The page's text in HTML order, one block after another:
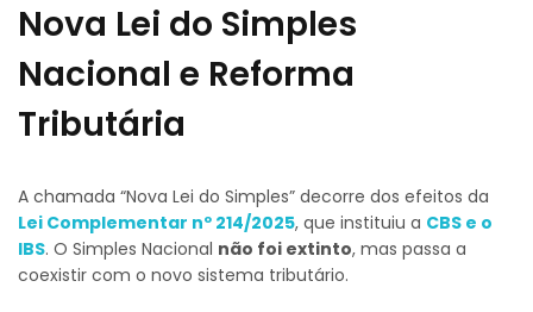
Nova Lei do Simples
Nacional e Reforma
Tributária
A chamada “Nova Lei do Simples” decorre dos efeitos da
Lei Complementar nº 214/2025, que instituiu a CBS e o
IBS. O Simples Nacional não foi extinto, mas passa a
coexistir com o novo sistema tributário.